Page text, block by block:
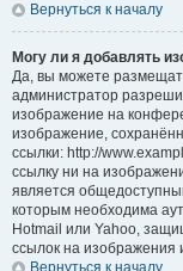
Вернуться к началу
Могу ли я добавлять
Да, вы можете
администратор
изображение на
изображение,
ссылки: http://
ссылку ни на
является
которым необходима
Hotmail или Yahoo,
ссылок на изображения
Вернуться к началу